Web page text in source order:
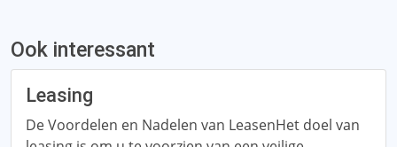
Ook interessant
Leasing
De Voordelen en Nadelen van LeasenHet doel van